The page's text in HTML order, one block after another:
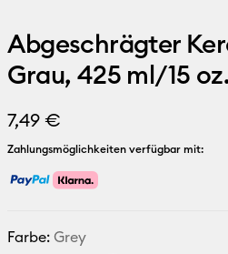
Abgeschrägter
Grau, 425 ml/15 oz.
7,49 €
Zahlungsmöglichkeiten verfügbar mit:
Farbe:Grey